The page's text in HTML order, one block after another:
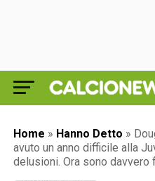
Home » Hanno Detto »
avuto un anno difficile alla
delusioni. Ora sono davvero